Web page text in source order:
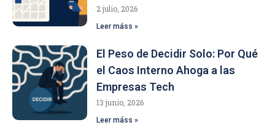
2 julio, 2026
Leer máss »
El Peso de Decidir Solo: Por Qué
el Caos Interno Ahoga a las
Empresas Tech
13 junio, 2026
Leer máss »